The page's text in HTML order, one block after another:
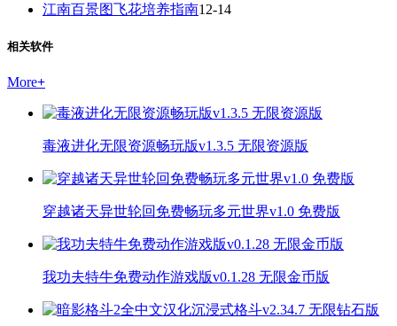
江南百景图飞花培养指南12-14
相关软件
More+
毒液进化无限资源畅玩版v1.3.5 无限资源版
穿越诸天异世轮回免费畅玩多元世界v1.0 免费版
我功夫特牛免费动作游戏版v0.1.28 无限金币版